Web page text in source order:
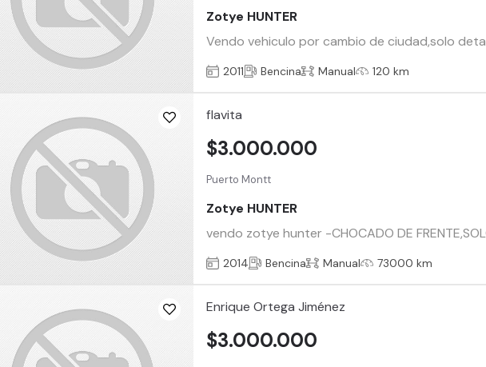
Zotye HUNTER
Vendo vehiculo por cambio de ciudad,solo
2011 Bencina Manual 120 km
flavita
Puerto Montt
Zotye HUNTER
vendo zotye hunter -CHOCADO DE
$3.000.000
2014 Bencina Manual 73000 km
Enrique Ortega Jiménez
$3.000.000